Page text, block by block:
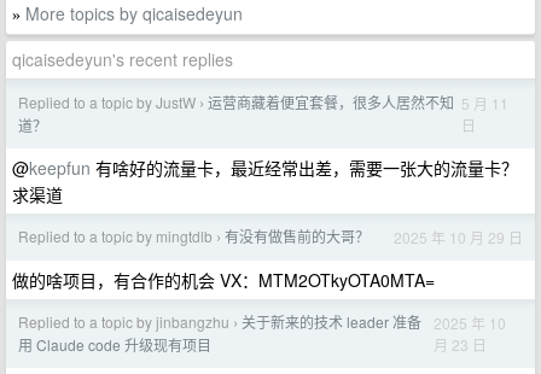
» More topics by qicaisedeyun
qicaisedeyun's recent replies
Replied to a topic by JustW › 运营商藏着便宜套餐，很多人居然不知
道？
5 月 11
日
@keepfun 有啥好的流量卡，最近经常出差，需要一张大的流量卡？
求渠道
Replied to a topic by mingtdlb › 有没有做售前的大哥？ 2025 年 10 月 29 日
做的啥项目，有合作的机会 VX：MTM2OTkyOTA0MTA=
Replied to a topic by jinbangzhu › 关于新来的技术 leader 准备
用 Claude code 升级现有项目
2025 年 10
月 23 日